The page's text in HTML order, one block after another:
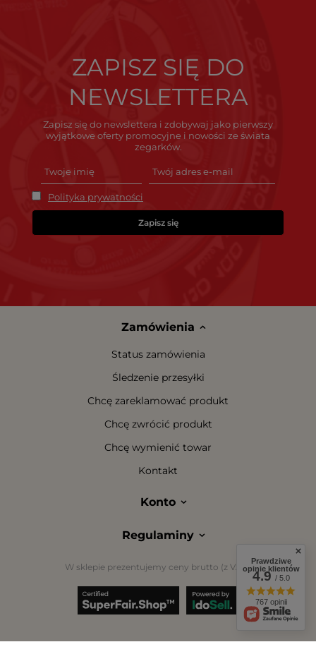
ZAPISZ SIĘ DO
NEWSLETTERA
Zapisz się do newslettera i zdobywaj jako pierwszy
wyjątkowe oferty promocyjne i nowości ze świata
zegarków.
Polityka prywatności
Zapisz się
Zamówienia
Status zamówienia
Śledzenie przesyłki
Chcę zareklamować produkt
Chcę zwrócić produkt
Chcę wymienić towar
Kontakt
Konto
Regulaminy
W sklepie prezentujemy ceny brutto (z VAT).
Prawdziwe
opinie klientów
4.9/ 5.0
767 opinii